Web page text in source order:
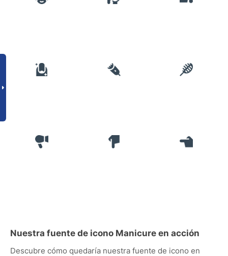
Nuestra fuente de icono Manicure en acción
Descubre cómo quedaría nuestra fuente de icono en